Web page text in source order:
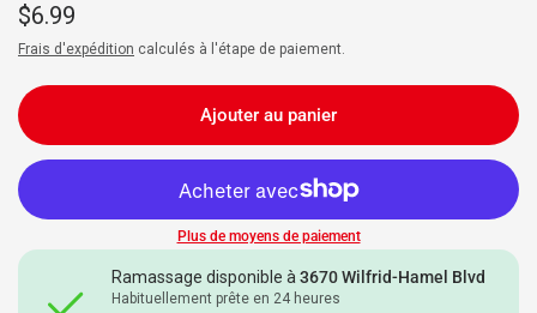
$6.99
Frais d'expédition calculés à l'étape de paiement.
Ajouter au panier
Plus de moyens de paiement
Ramassage disponible à3670 Wilfrid-Hamel Blvd
Habituellement prête en 24 heures